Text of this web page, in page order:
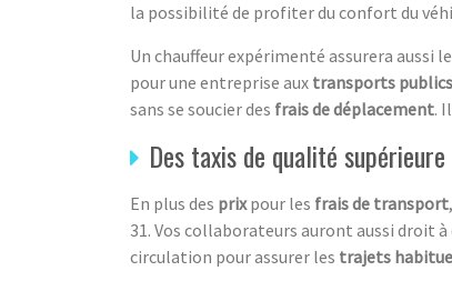
la possibilité de profiter du confort du
Un chauffeur expérimenté assurera aussi
pour une entreprise aux transports publics
sans se soucier des frais de déplacement.
Des taxis de qualité
En plus des prixpour les frais de transport
31. Vos collaborateurs auront aussi droit
circulation pour assurer les trajets